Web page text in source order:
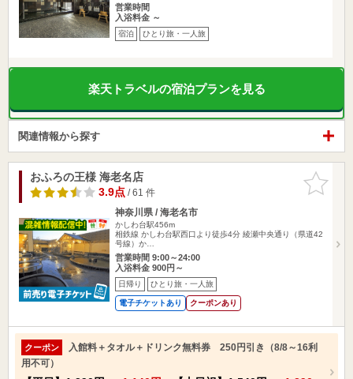
営業時間
入浴料金 ～
宿泊 ひとり旅・一人旅
楽天トラベルの宿泊プランを見る
関連情報から探す
お気に入
りに追加
おふろの王様 海老名店
3.9点/ 61 件
神奈川県 / 海老名市
かしわ台駅456m
相鉄線 かしわ台駅西口より徒歩4分 綾瀬中央通り（県道42
号線）か…
営業時間 9:00～24:00
入浴料金 900円～
日帰り ひとり旅・一人旅
電子チケットあり クーポンあり
クーポン
入館料＋タオル＋ドリンク無料券 250円引き（8/8～16利
用不可）